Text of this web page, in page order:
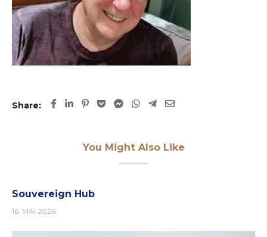
Share:
You Might Also Like
Souvereign Hub
16. MAI 2026